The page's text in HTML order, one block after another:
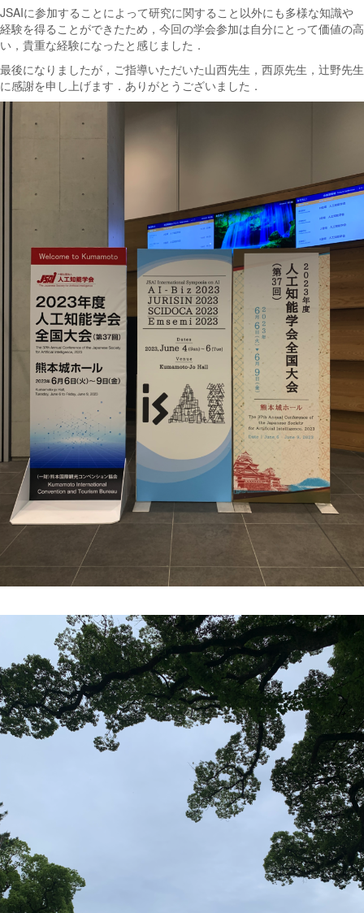
JSAIに参加することによって研究に関すること以外にも多様な知識や
経験を得ることができたため，今回の学会参加は自分にとって価値の高
い，貴重な経験になったと感じました．
最後になりましたが，ご指導いただいた山西先生，西原先生，辻野先生
に感謝を申し上げます．ありがとうございました．